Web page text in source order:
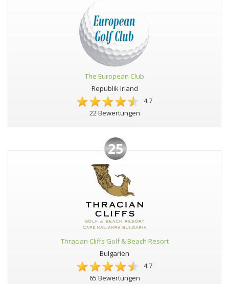
The European Club
Republik Irland
4.7
22 Bewertungen
25
Thracian Cliffs Golf & Beach Resort
Bulgarien
4.7
65 Bewertungen